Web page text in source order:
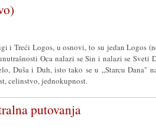
i Treći Logos, u osnovi, to su jedan Logos
Oca nalazi se Sin i nalazi se Sveti
Duša i Duh, isto tako se u „Starcu Dana"
celinstvo, jednokupnost.
putovanja